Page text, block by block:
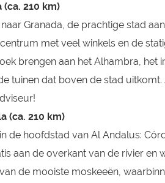
(ca. 210 km)
Granada, de prachtige stad
met veel winkels en de
brengen aan het Alhambra, het
tuinen dat boven de stad
(ca. 210 km)
de hoofdstad van Al Andalus:
aan de overkant van de rivier en
de mooiste moskeeën,